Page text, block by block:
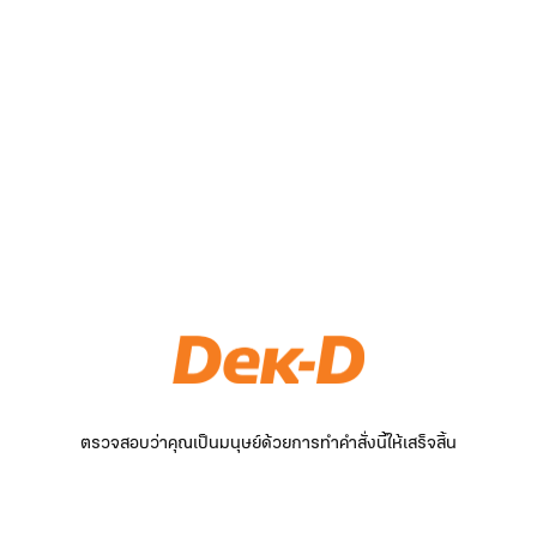
ตรวจสอบว่าคุณเป็นมนุษย์ด้วยการทำคำสั่งนี้ให้เสร็จสิ้น